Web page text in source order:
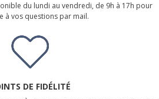
du lundi au vendredi, de 9h à 17h pour
à vos questions par mail.
DE FIDÉLITÉ